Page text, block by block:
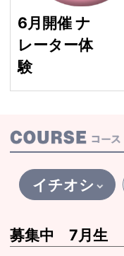
6月開催 ナ
レーター体
験
イチオシ
募集中 7月生